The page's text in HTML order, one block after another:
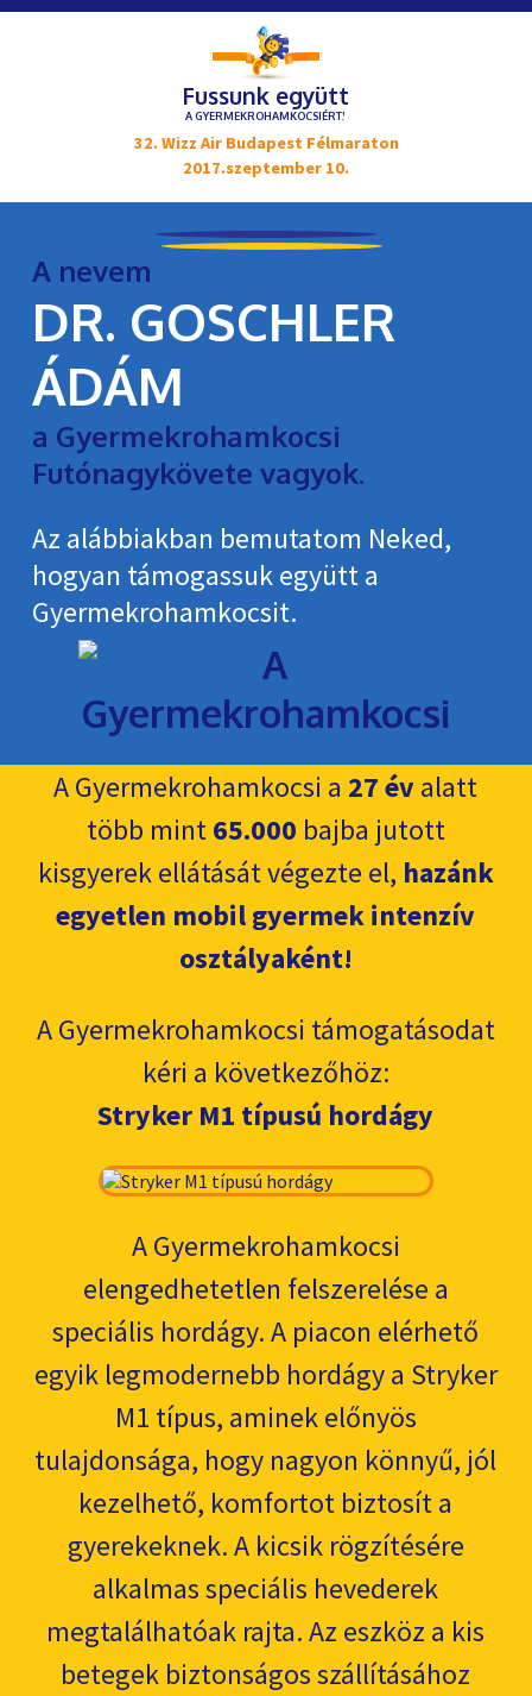
Fussunk együtt
A GYERMEKROHAMKOCSIÉRT!
32. Wizz Air Budapest Félmaraton
2017.szeptember 10.
A nevem
DR. GOSCHLER
ÁDÁM
a Gyermekrohamkocsi
Futónagykövete vagyok.
Az alábbiakban bemutatom Neked,
hogyan támogassuk együtt a
Gyermekroham­kocsit.
A Gyermekrohamkocsi a 27 évalatt
több mint65.000 bajba jutott
kisgyerek ellátását végezte el, hazánk
egyetlen mobil gyermek intenzív
osztályaként!
A Gyermekrohamkocsi támogatásodat
kéri a következőhöz:
Stryker M1 típusú hordágy
A Gyermekrohamkocsi
elengedhetetlen felszerelése a
speciális hordágy. A piacon elérhető
egyik legmodernebb hordágy a Stryker
M1 típus, aminek előnyös
tulajdonsága, hogy nagyon könnyű, jól
kezelhető, komfortot biztosít a
gyerekeknek. A kicsik rögzítésére
alkalmas speciális hevederek
megtalálhatóak rajta. Az eszköz a kis
betegek biztonságos szállításához